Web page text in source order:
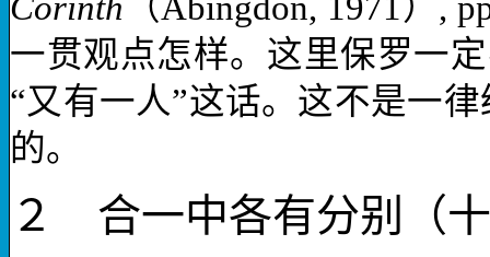
一贯观点怎样。这里保罗一
“又有一人”这话。这不是一
的。
２ 合一中各有分别（